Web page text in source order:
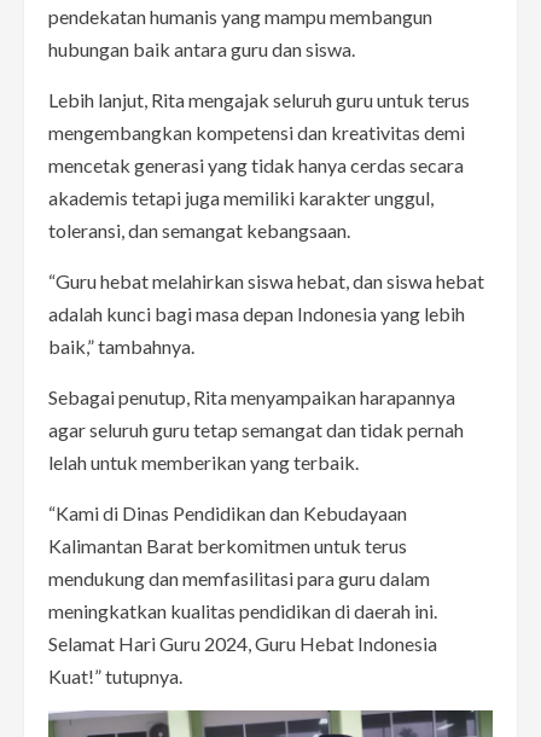
pendekatan humanis yang mampu membangun
hubungan baik antara guru dan siswa.
Lebih lanjut, Rita mengajak seluruh guru untuk terus
mengembangkan kompetensi dan kreativitas demi
mencetak generasi yang tidak hanya cerdas secara
akademis tetapi juga memiliki karakter unggul,
toleransi, dan semangat kebangsaan.
“Guru hebat melahirkan siswa hebat, dan siswa hebat
adalah kunci bagi masa depan Indonesia yang lebih
baik,” tambahnya.
Sebagai penutup, Rita menyampaikan harapannya
agar seluruh guru tetap semangat dan tidak pernah
lelah untuk memberikan yang terbaik.
“Kami di Dinas Pendidikan dan Kebudayaan
Kalimantan Barat berkomitmen untuk terus
mendukung dan memfasilitasi para guru dalam
meningkatkan kualitas pendidikan di daerah ini.
Selamat Hari Guru 2024, Guru Hebat Indonesia
Kuat!” tutupnya.